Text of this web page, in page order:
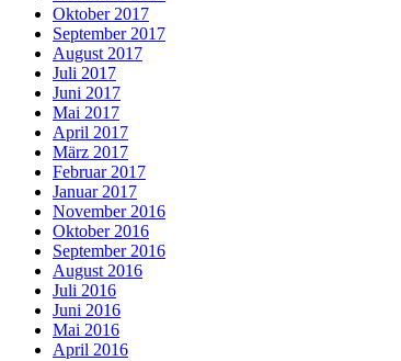
Oktober 2017
September 2017
August 2017
Juli 2017
Juni 2017
Mai 2017
April 2017
März 2017
Februar 2017
Januar 2017
November 2016
Oktober 2016
September 2016
August 2016
Juli 2016
Juni 2016
Mai 2016
April 2016